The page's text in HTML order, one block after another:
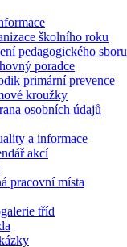
školního roku
pedagogického sboru
poradce
primární prevence
kroužky
osobních údajů
a informace
akcí
pracovní místa
tříd